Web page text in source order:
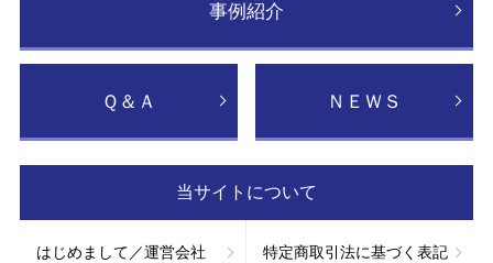
事例紹介
Ｑ＆Ａ ＮＥＷＳ
当サイトについて
はじめまして／運営会社 特定商取引法に基づく表記